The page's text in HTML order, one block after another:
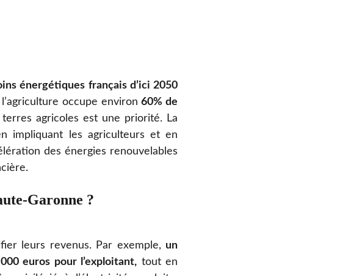
énergétiques français d’ici 2050
occupe environ60% de
agricoles est une priorité. La
impliquant les agriculteurs et en
des énergies renouvelables
Garonne ?
leurs revenus. Par exemple, un
euros pour l’exploitant, tout en